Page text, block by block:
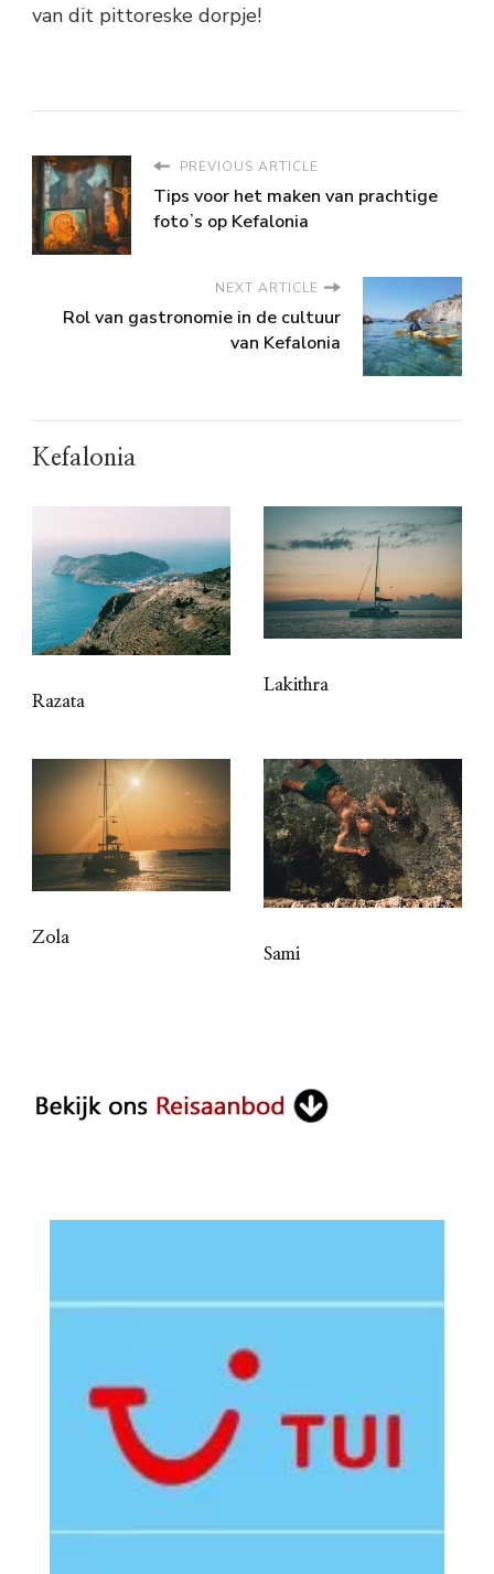
van dit pittoreske dorpje!
PREVIOUS ARTICLE
Tips voor het maken van prachtige
fotoʼs op Kefalonia
NEXT ARTICLE
Rol van gastronomie in de cultuur
van Kefalonia
Kefalonia
Razata
Lakithra
Zola
Sami